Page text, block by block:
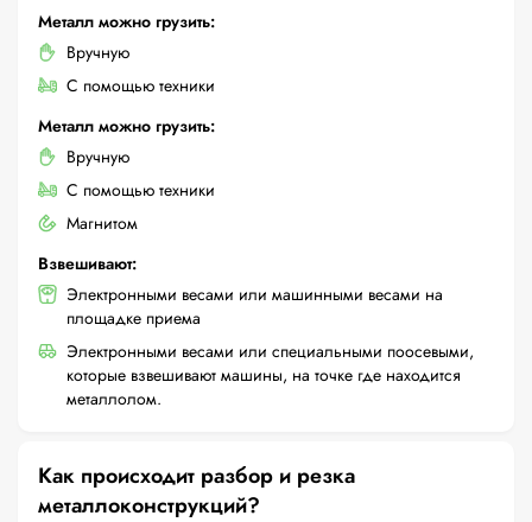
Металл можно грузить:
Вручную
С помощью техники
Металл можно грузить:
Вручную
С помощью техники
Магнитом
Взвешивают:
Электронными весами или машинными весами на
площадке приема
Электронными весами или специальными поосевыми,
которые взвешивают машины, на точке где находится
металлолом.
Как происходит разбор и резка
металлоконструкций?